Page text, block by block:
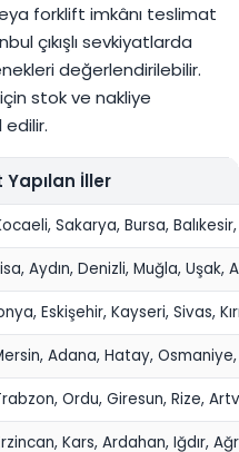
forklift imkânı teslimat
çıkışlı sevkiyatlarda
değerlendirilebilir.
stok ve nakliye
İller
Sakarya, Bursa,
Aydın, Denizli, Muğla,
Eskişehir, Kayseri, Sivas,
Adana, Hatay,
Ordu, Giresun, Rize,
Kars, Ardahan, Iğdır,